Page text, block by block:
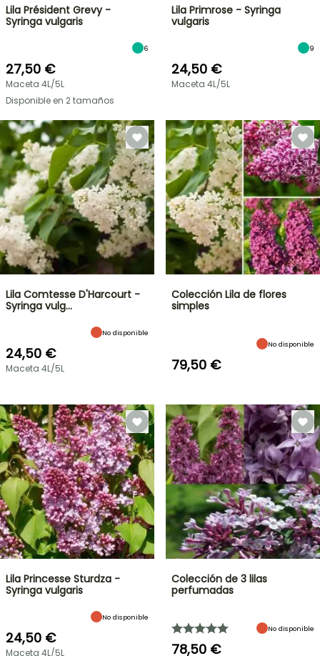
Lila Président Grevy -
Syringa vulgaris
6
27,50 €
Maceta 4L/5L
Disponible en 2 tamaños
Lila Primrose - Syringa
vulgaris
9
24,50 €
Maceta 4L/5L
Lila Comtesse D'Harcourt -
Syringa vulg…
No disponible
24,50 €
Maceta 4L/5L
Colección Lila de flores
simples
No disponible
79,50 €
Lila Princesse Sturdza -
Syringa vulgaris
No disponible
24,50 €
Maceta 4L/5L
Colección de 3 lilas
perfumadas
No disponible
78,50 €